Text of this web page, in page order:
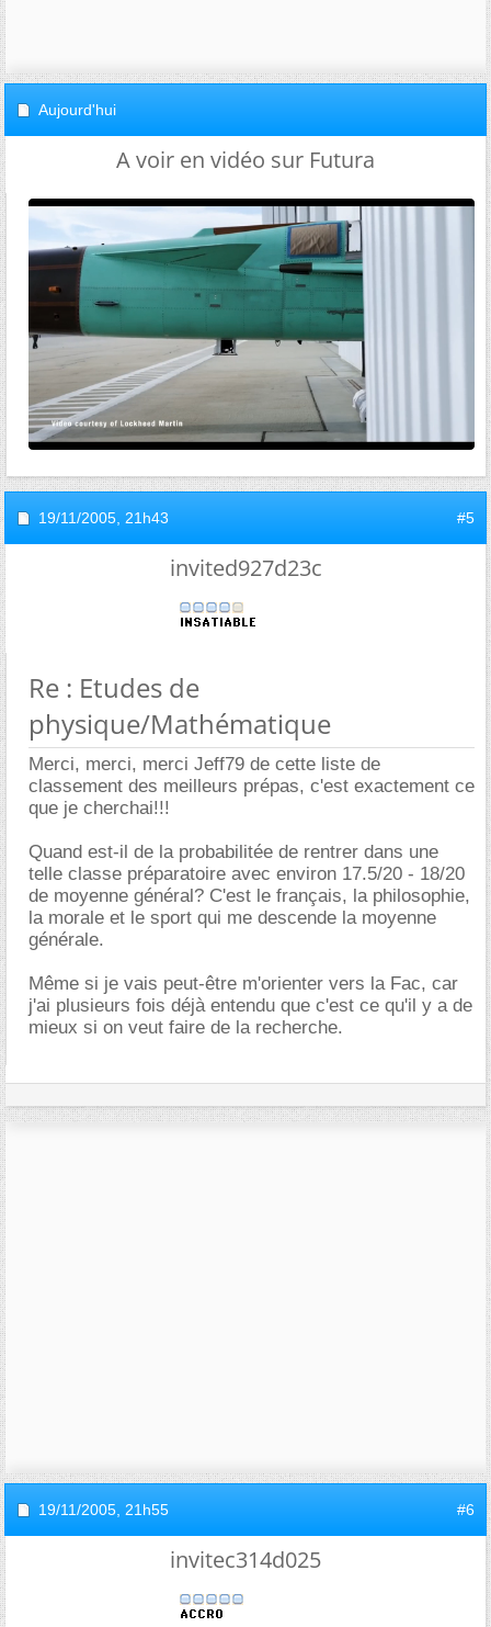
Aujourd'hui
A voir en vidéo sur Futura
19/11/2005, 21h43 #5
invited927d23c
Re : Etudes de
physique/Mathématique
Merci, merci, merci Jeff79 de cette liste de
classement des meilleurs prépas, c'est exactement ce
que je cherchai!!!
Quand est-il de la probabilitée de rentrer dans une
telle classe préparatoire avec environ 17.5/20 - 18/20
de moyenne général? C'est le français, la philosophie,
la morale et le sport qui me descende la moyenne
générale.
Même si je vais peut-être m'orienter vers la Fac, car
j'ai plusieurs fois déjà entendu que c'est ce qu'il y a de
mieux si on veut faire de la recherche.
19/11/2005, 21h55 #6
invitec314d025